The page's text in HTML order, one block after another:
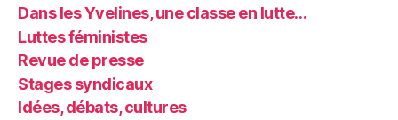
Dans les Yvelines, une classe en lutte…
Luttes féministes
Revue de presse
Stages syndicaux
Idées, débats, cultures